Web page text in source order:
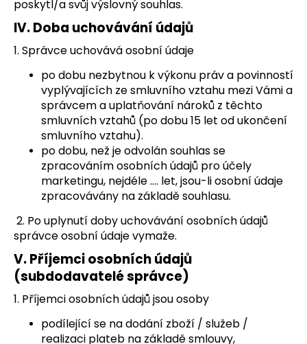
poskytl/a svůj výslovný souhlas.
IV.Doba uchovávání údajů
1. Správce uchovává osobní údaje
po dobu nezbytnou k výkonu práv a povinností
vyplývajících ze smluvního vztahu mezi Vámi a
správcem a uplatňování nároků z těchto
smluvních vztahů (po dobu 15 let od ukončení
smluvního vztahu).
po dobu, než je odvolán souhlas se
zpracováním osobních údajů pro účely
marketingu, nejdéle …. let, jsou-li osobní údaje
zpracovávány na základě souhlasu.
2. Po uplynutí doby uchovávání osobních údajů
správce osobní údaje vymaže.
V.Příjemci osobních údajů
(subdodavatelé správce)
1. Příjemci osobních údajů jsou osoby
podílející se na dodání zboží / služeb /
realizaci plateb na základě smlouvy,